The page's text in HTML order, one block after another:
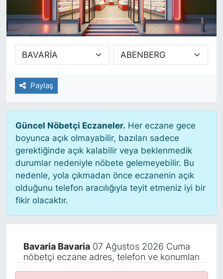
Paylaş
Güncel Nöbetçi Eczaneler. Her eczane gece
boyunca açık olmayabilir, bazıları sadece
gerektiğinde açık kalabilir veya beklenmedik
durumlar nedeniyle nöbete gelemeyebilir. Bu
nedenle, yola çıkmadan önce eczanenin açık
olduğunu telefon aracılığıyla teyit etmeniz iyi bir
fikir olacaktır.
Bavaria Bavaria07 Ağustos 2026 Cuma
nöbetçi eczane adres, telefon ve konumları
SİYASET
SAĞLIK